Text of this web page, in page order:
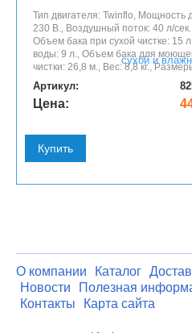
Тип двигателя: Twinflo, Мощность
230 В., Воздушный поток: 40 л/
Объем бака при сухой чистке: 15
воды: 9 л., Объем бака для
чистки: 26,8 м., Вес: 8,8 кг.,
Артикул:
Цена:
Купить
О компании Каталог
Новости
Полезная
Контакты
Карта сайта